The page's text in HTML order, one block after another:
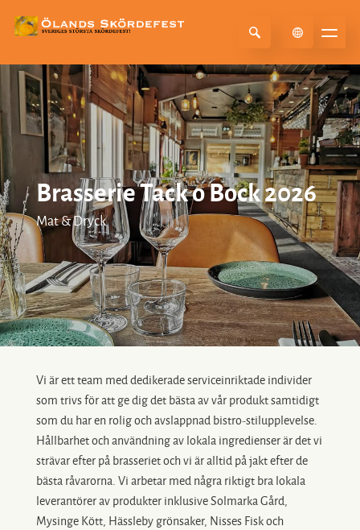
Select Language▼
Brasserie Tack o Bock 2026
Mat & Dryck
Vi är ett team med dedikerade serviceinriktade individer
som trivs för att ge dig det bästa av vår produkt samtidigt
som du har en rolig och avslappnad bistro-stilupplevelse.
Hållbarhet och användning av lokala ingredienser är det vi
strävar efter på brasseriet och vi är alltid på jakt efter de
bästa råvarorna. Vi arbetar med några riktigt bra lokala
leverantörer av produkter inklusive Solmarka Gård,
Mysinge Kött, Hässleby grönsaker, Nisses Fisk och